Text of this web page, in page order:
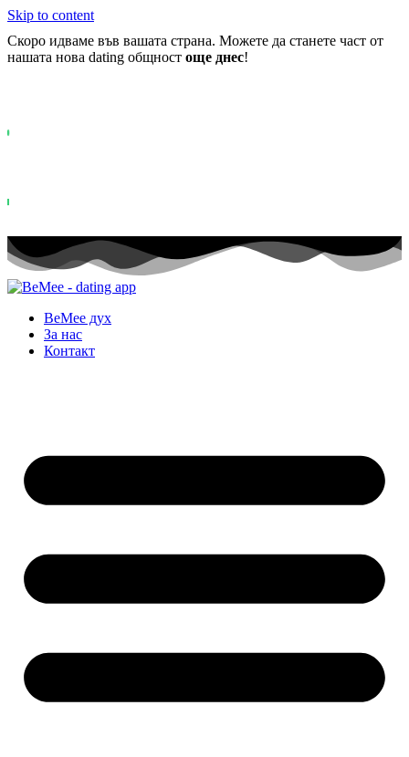
Skip to content
Скоро идваме във вашата страна. Можете да станете част от
нашата нова dating общност още днес!
BeMee дух
За нас
Контакт